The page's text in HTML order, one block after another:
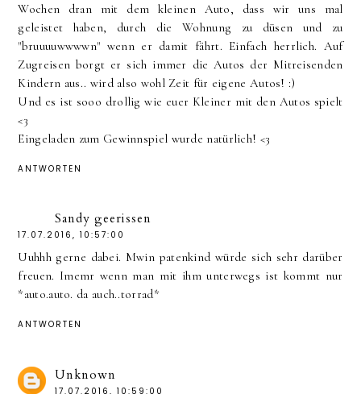
Wochen dran mit dem kleinen Auto, dass wir uns mal
geleistet haben, durch die Wohnung zu düsen und zu
"bruuuuwwwwn" wenn er damit fährt. Einfach herrlich. Auf
Zugreisen borgt er sich immer die Autos der Mitreisenden
Kindern aus.. wird also wohl Zeit für eigene Autos! :)
Und es ist sooo drollig wie euer Kleiner mit den Autos spielt
<3
Eingeladen zum Gewinnspiel wurde natürlich! <3
ANTWORTEN
Sandy geerissen
17.07.2016, 10:57:00
Uuhhh gerne dabei. Mwin patenkind würde sich sehr darüber
freuen. Imemr wenn man mit ihm unterwegs ist kommt nur
*auto.auto. da auch..torrad*
ANTWORTEN
Unknown
17.07.2016, 10:59:00